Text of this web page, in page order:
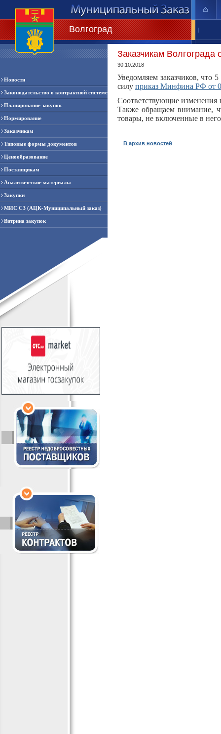
Волгоград |
Новости
Законодательство о контрактной системе
Планирование закупок
Нормирование
Заказчикам
Типовые формы документов
Ценообразование
Поставщикам
Аналитические материалы
Закупки
МИС СЗ (АЦК-Муниципальный заказ)
Витрина закупок
Заказчикам Волгограда
30.10.2018
Уведомляем заказчиков, что
силу приказ Минфина РФ от
Соответствующие изменения
Также обращаем внимание,
товары, не включенные в
В архив новостей